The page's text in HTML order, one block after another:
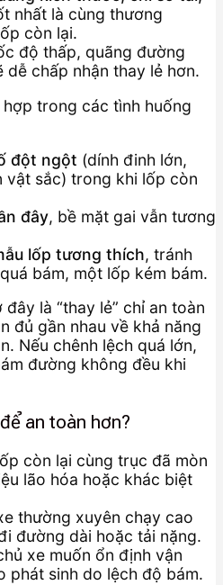
nhất là cùng thương
còn lại.
độ thấp, quãng đường
dễ chấp nhận thay lẻ hơn.
trong các tình huống
đột ngột (dính đinh lớn,
vật sắc) trong khi lốp còn
đây, bề mặt gai vẫn tương
lốp tương thích, tránh
bám, một lốp kém bám.
là “thay lẻ” chỉ an toàn
đủ gần nhau về khả năng
Nếu chênh lệch quá lớn,
đường không đều khi
an toàn hơn?
còn lại cùng trục đã mòn
lão hóa hoặc khác biệt
thường xuyên chạy cao
đường dài hoặc tải nặng.
xe muốn ổn định vận
phát sinh do lệch độ bám.